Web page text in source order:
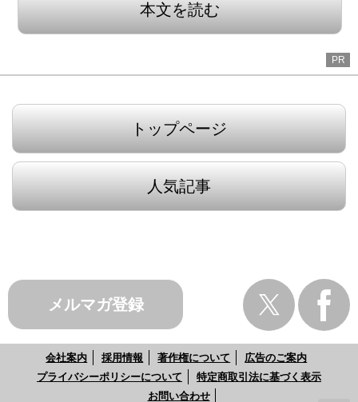
本文を読む
PR
トップページ
人気記事
メルマガ登録
会社案内 採用情報 著作権について
広告のご案内
プライバシーポリシーについて
特定商取引法に基づく表示
お問い合わせ